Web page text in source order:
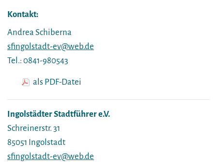
Kontakt:
Andrea Schiberna
sfingolstadt-ev@web.de
Tel.: 0841-980543
als PDF-Datei
Ingolstädter Stadtführer e.V.
Schreinerstr. 31
85051 Ingolstadt
sfingolstadt-ev@web.de